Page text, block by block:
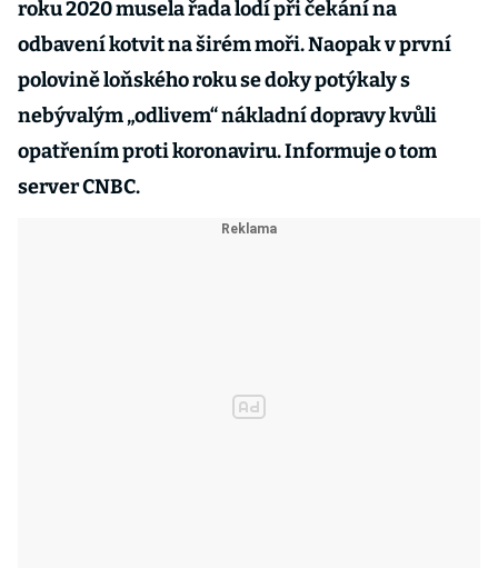
roku 2020 musela řada lodí při čekání na
odbavení kotvit na širém moři. Naopak v první
polovině loňského roku se doky potýkaly s
nebývalým „odlivem“ nákladní dopravy kvůli
opatřením proti koronaviru. Informuje o tom
server CNBC.